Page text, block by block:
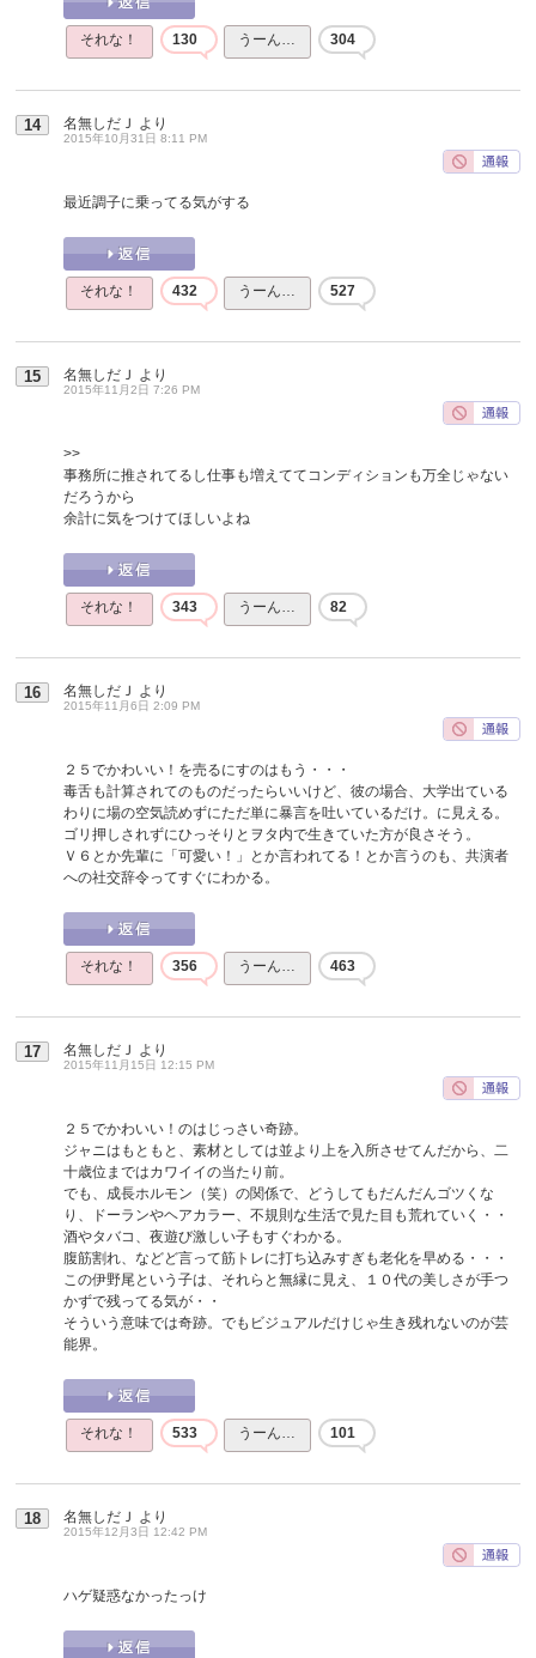
それな！ 130 うーん… 304
14 名無しだＪ より
2015年10月31日 8:11 PM
最近調子に乗ってる気がする
それな！ 432 うーん… 527
15 名無しだＪ より
2015年11月2日 7:26 PM
>>
事務所に推されてるし仕事も増えててコンディションも万全じゃない
だろうから
余計に気をつけてほしいよね
それな！ 343 うーん… 82
16 名無しだＪ より
2015年11月6日 2:09 PM
２５でかわいい！を売るにすのはもう・・・
毒舌も計算されてのものだったらいいけど、彼の場合、大学出ている
わりに場の空気読めずにただ単に暴言を吐いているだけ。に見える。
ゴリ押しされずにひっそりとヲタ内で生きていた方が良さそう。
Ｖ６とか先輩に「可愛い！」とか言われてる！とか言うのも、共演者
への社交辞令ってすぐにわかる。
それな！ 356 うーん… 463
17 名無しだＪ より
2015年11月15日 12:15 PM
２５でかわいい！のはじっさい奇跡。
ジャニはもともと、素材としては並より上を入所させてんだから、二
十歳位まではカワイイの当たり前。
でも、成長ホルモン（笑）の関係で、どうしてもだんだんゴツくな
り、ドーランやヘアカラー、不規則な生活で見た目も荒れていく・・
酒やタバコ、夜遊び激しい子もすぐわかる。
腹筋割れ、などど言って筋トレに打ち込みすぎも老化を早める・・・
この伊野尾という子は、それらと無縁に見え、１０代の美しさが手つ
かずで残ってる気が・・
そういう意味では奇跡。でもビジュアルだけじゃ生き残れないのが芸
能界。
それな！ 533 うーん… 101
18 名無しだＪ より
2015年12月3日 12:42 PM
ハゲ疑惑なかったっけ